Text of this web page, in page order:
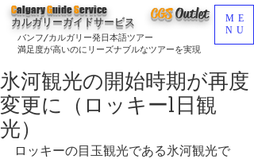
CGSOutlet
バンフ/カルガリー発日本語ツアー
満足度が高いのにリーズナブルなツアーを実現
CalgaryGuideService
カルガリーガイドサービス
ME
NU
氷河観光の開始時期が再度
変更に（ロッキー1日観
光）
ロッキーの目玉観光である氷河観光で